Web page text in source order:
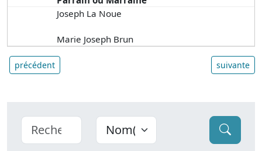
Joseph La Noue
Marie Joseph Brun
précédent suivante